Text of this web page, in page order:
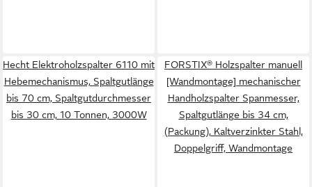
Hecht Elektroholzspalter 6110 mit
Hebemechanismus, Spaltgutlänge
bis 70 cm, Spaltgutdurchmesser
bis 30 cm, 10 Tonnen, 3000W
FORSTIX® Holzspalter manuell
[Wandmontage] mechanischer
Handholzspalter Spanmesser,
Spaltgutlänge bis 34 cm,
(Packung), Kaltverzinkter Stahl,
Doppelgriff, Wandmontage